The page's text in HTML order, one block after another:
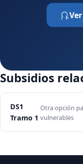
Subsidios
DS1
Tramo 1
Otra opción
vulnerables